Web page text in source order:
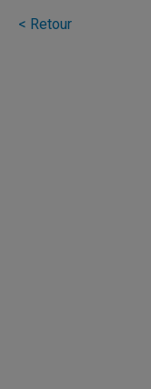
< Retour